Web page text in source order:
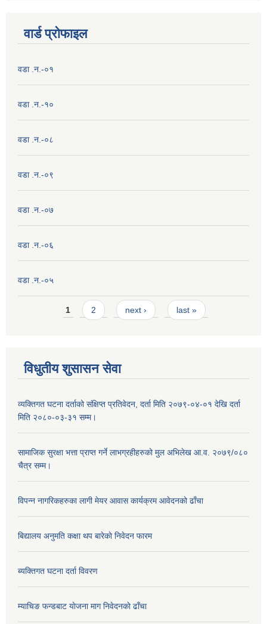
वार्ड प्राेफाइल
वडा .न.-०१
वडा .न.-१०
वडा .न.-०८
वडा .न.-०९
वडा .न.-०७
वडा .न.-०६
वडा .न.-०५
Pages1 2 next › last »
विधुतीय शुसासन सेवा
व्यक्तिगत घटना दर्ताको संक्षिप्त प्रतिवेदन, दर्ता मिति २०७९-०४-०१ देखि दर्ता
मिति २०८०-०३-३१ सम्म।
सामाजिक सुरक्षा भत्ता प्राप्त गर्ने लाभग्रहीहरुको मुल अभिलेख आ.व. २०७९/०८०
चैत्र सम्म।
विपन्न नागरिकहरुका लागी मेयर आवास कार्यक्रम आवेदनको ढाँचा
बिद्यालय अनुमति कक्षा थप बारेकाे निवेदन फारम
ब्यक्तिगत घटना दर्ता विवरण
म्याचिङ फन्डबाट याेजना माग निवेदनकाे ढाँचा